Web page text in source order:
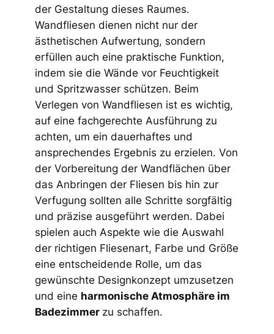
der Gestaltung dieses Raumes.
Wandfliesen dienen nicht nur der
ästhetischen Aufwertung, sondern
erfüllen auch eine praktische Funktion,
indem sie die Wände vor Feuchtigkeit
und Spritzwasser schützen. Beim
Verlegen von Wandfliesen ist es wichtig,
auf eine fachgerechte Ausführung zu
achten, um ein dauerhaftes und
ansprechendes Ergebnis zu erzielen. Von
der Vorbereitung der Wandflächen über
das Anbringen der Fliesen bis hin zur
Verfugung sollten alle Schritte sorgfältig
und präzise ausgeführt werden. Dabei
spielen auch Aspekte wie die Auswahl
der richtigen Fliesenart, Farbe und Größe
eine entscheidende Rolle, um das
gewünschte Designkonzept umzusetzen
und eine harmonische Atmosphäre im
Badezimmer zu schaffen.